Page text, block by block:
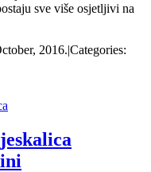
sve više osjetljivi na
2016.|Categories: